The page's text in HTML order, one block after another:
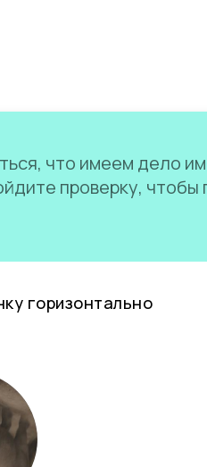
что имеем дело
проверку, чтобы
горизонтально